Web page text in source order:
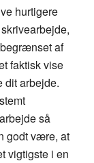
hurtigere
af
faktisk vise
dit arbejde.
så
godt være, at
vigtigste i en